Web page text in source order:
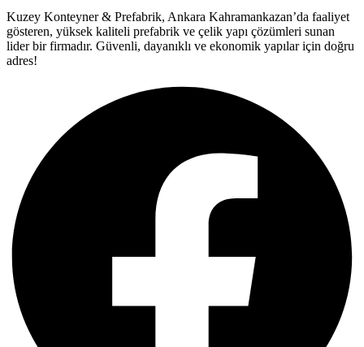
Kuzey Konteyner & Prefabrik, Ankara Kahramankazan’da faaliyet
gösteren, yüksek kaliteli prefabrik ve çelik yapı çözümleri sunan
lider bir firmadır. Güvenli, dayanıklı ve ekonomik yapılar için doğru
adres!